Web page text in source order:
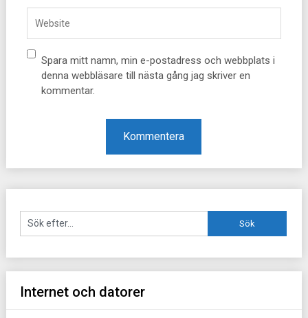
Spara mitt namn, min e-postadress och webbplats i
denna webbläsare till nästa gång jag skriver en
kommentar.
Internet och datorer